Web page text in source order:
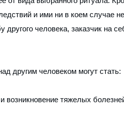
и ими ни в коем случае
человека, заказчик на
другим человеком могут стать:
возникновение тяжелых